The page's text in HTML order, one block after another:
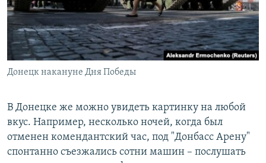
Донецк накануне Дня Победы
В Донецке же можно увидеть картинку на любой
вкус. Например, несколько ночей, когда был
отменен комендантский час, под "Донбасс Арену"
спонтанно съезжались сотни машин – послушать